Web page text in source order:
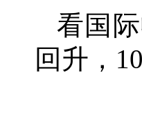
看国
回升，